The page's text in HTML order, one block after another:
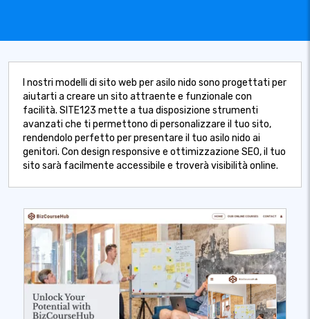
I nostri modelli di sito web per asilo nido sono progettati per
aiutarti a creare un sito attraente e funzionale con
facilità. SITE123 mette a tua disposizione strumenti
avanzati che ti permettono di personalizzare il tuo sito,
rendendolo perfetto per presentare il tuo asilo nido ai
genitori. Con design responsive e ottimizzazione SEO, il tuo
sito sarà facilmente accessibile e troverà visibilità online.